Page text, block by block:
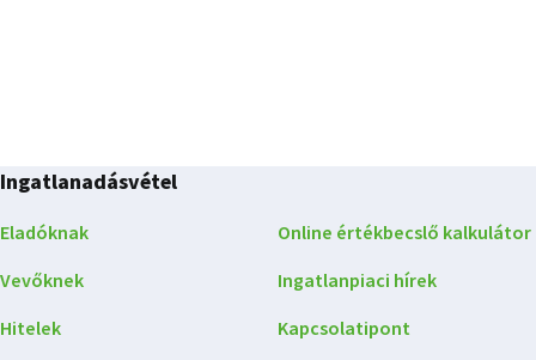
Ingatlanadásvétel
Eladóknak
Vevőknek
Hitelek
Online értékbecslő kalkulátor
Ingatlanpiaci hírek
Kapcsolatipont